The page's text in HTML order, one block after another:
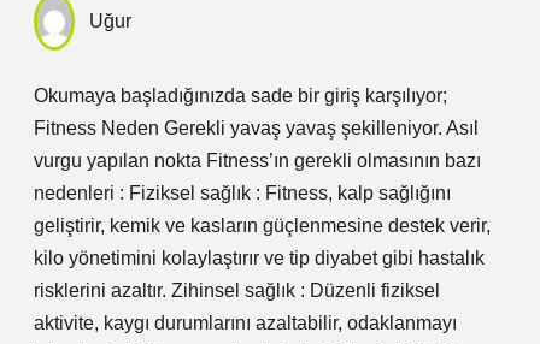
Okumaya başladığınızda sade bir giriş karşılıyor;
Fitness Neden Gerekli yavaş yavaş şekilleniyor. Asıl
vurgu yapılan nokta Fitness’ın gerekli olmasının bazı
nedenleri : Fiziksel sağlık : Fitness, kalp sağlığını
geliştirir, kemik ve kasların güçlenmesine destek verir,
kilo yönetimini kolaylaştırır ve tip diyabet gibi hastalık
risklerini azaltır. Zihinsel sağlık : Düzenli fiziksel
aktivite, kaygı durumlarını azaltabilir, odaklanmayı